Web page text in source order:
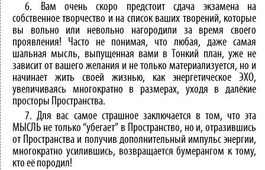
6. Вам очень скоро предстоит сдача экзамена на
собственное творчество и на список ваших творений, которые
вы вольно или невольно нагородили за время своего
проявления! Часто не понимая, что любая, даже самая
шальная мысль, выпущенная вами в Тонкий план, уже не
зависит от вашего желания и не только материализуется, но и
начинает жить своей жизнью, как энергетическое ЭХО,
увеличиваясь многократно в размерах, уходя в далёкие
просторы Пространства.
7. Для вас самое страшное заключается в том, что эта
МЫСЛЬ не только “убегает” в Пространство, но и, отразившись
от Пространства и получив дополнительный импульс энергии,
многократно усилившись, возвращается бумерангом к тому,
кто её породил!